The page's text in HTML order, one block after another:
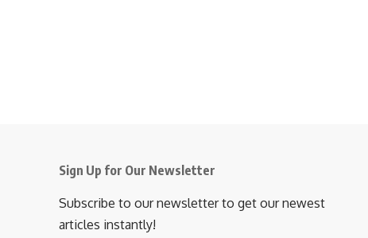
Sign Up for Our Newsletter
Subscribe to our newsletter to get our newest
articles instantly!